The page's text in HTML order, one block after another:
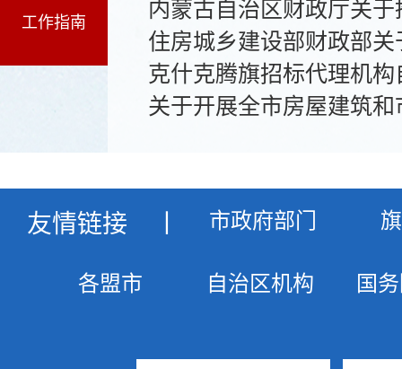
工作指南
内蒙古自治区财政厅关
住房城乡建设部财政部
克什克腾旗招标代理机
关于开展全市房屋建筑
友情链接